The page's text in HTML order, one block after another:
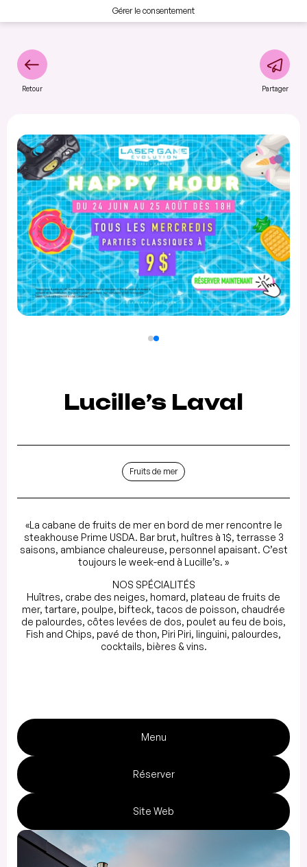
Gérer le consentement
Retour Partager
Lucille’s Laval
Fruits de mer
«La cabane de fruits de mer en bord de mer rencontre le
steakhouse Prime USDA. Bar brut, huîtres à 1$, terrasse 3
saisons, ambiance chaleureuse, personnel apaisant. C’est
toujours le week-end à Lucille’s. »
NOS SPÉCIALITÉS
Huîtres, crabe des neiges, homard, plateau de fruits de
mer, tartare, poulpe, bifteck, tacos de poisson, chaudrée
de palourdes, côtes levées de dos, poulet au feu de bois,
Fish and Chips, pavé de thon, Piri Piri, linguini, palourdes,
cocktails, bières & vins.
Menu
Réserver
Site Web